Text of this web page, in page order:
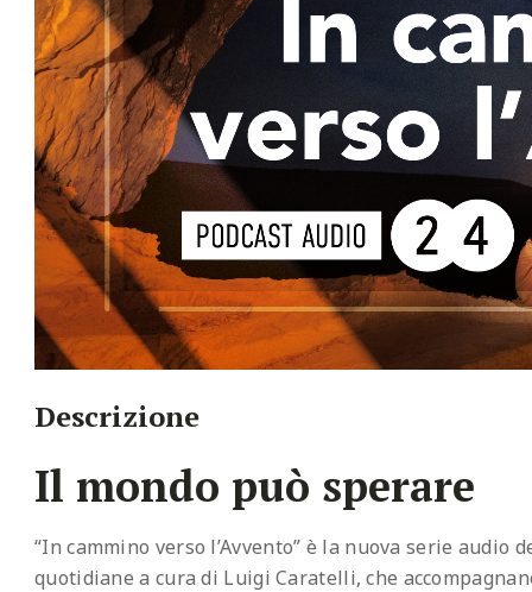
Descrizione
Il mondo può sperare
“In cammino verso l’Avvento” è la nuova serie
quotidiane a cura di Luigi Caratelli, che